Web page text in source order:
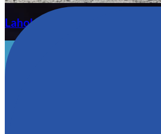
Laholm